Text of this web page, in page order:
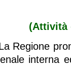
(Attività
Regione
interna